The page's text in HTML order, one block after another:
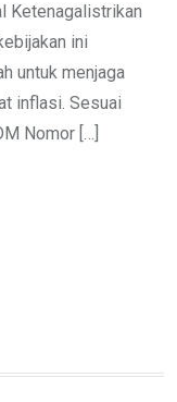
Ketenagalistrikan
ini
untuk menjaga
inflasi. Sesuai
Nomor […]